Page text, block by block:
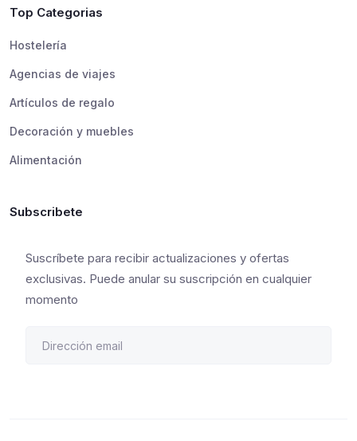
Top Categorias
Hostelería
Agencias de viajes
Artículos de regalo
Decoración y muebles
Alimentación
Subscribete
Suscríbete para recibir actualizaciones y ofertas
exclusivas. Puede anular su suscripción en cualquier
momento